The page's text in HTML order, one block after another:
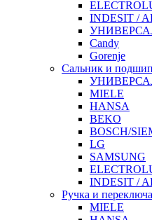
INDESIT /
Candy
Gorenje
Сальник и
MIELE
HANSA
BEKO
BOSCH/
LG
SAMSUNG
INDESIT /
Ручка и
MIELE